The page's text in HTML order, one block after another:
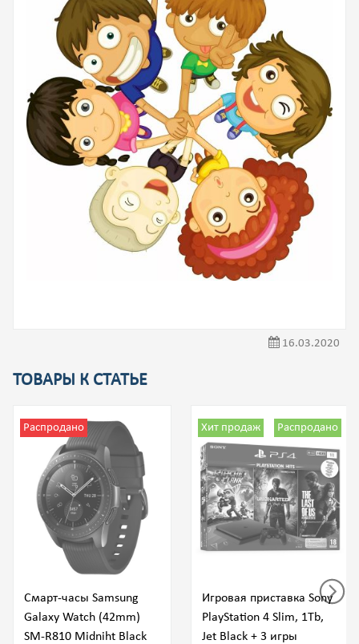
16.03.2020
ТОВАРЫ К СТАТЬЕ
Смарт-часы Samsung
Galaxy Watch (42mm)
SM-R810 Midniht Black
Распродано
Игровая приставка Sony
PlayStation 4 Slim, 1Tb,
Jet Black + 3 игры
Хит продаж Распродано